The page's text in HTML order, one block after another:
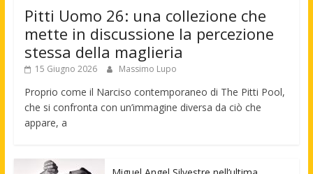
Pitti Uomo 26: una collezione che
mette in discussione la percezione
stessa della maglieria
15 Giugno 2026 Massimo Lupo
Proprio come il Narciso contemporaneo di The Pitti Pool,
che si confronta con un’immagine diversa da ciò che
appare, a